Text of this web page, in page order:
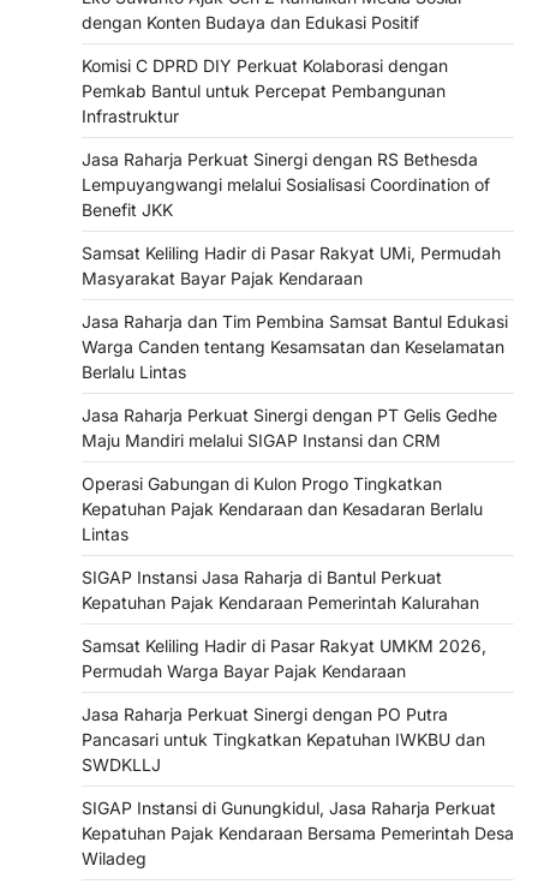
dengan Konten Budaya dan Edukasi Positif
Komisi C DPRD DIY Perkuat Kolaborasi dengan
Pemkab Bantul untuk Percepat Pembangunan
Infrastruktur
Jasa Raharja Perkuat Sinergi dengan RS Bethesda
Lempuyangwangi melalui Sosialisasi Coordination of
Benefit JKK
Samsat Keliling Hadir di Pasar Rakyat UMi, Permudah
Masyarakat Bayar Pajak Kendaraan
Jasa Raharja dan Tim Pembina Samsat Bantul Edukasi
Warga Canden tentang Kesamsatan dan Keselamatan
Berlalu Lintas
Jasa Raharja Perkuat Sinergi dengan PT Gelis Gedhe
Maju Mandiri melalui SIGAP Instansi dan CRM
Operasi Gabungan di Kulon Progo Tingkatkan
Kepatuhan Pajak Kendaraan dan Kesadaran Berlalu
Lintas
SIGAP Instansi Jasa Raharja di Bantul Perkuat
Kepatuhan Pajak Kendaraan Pemerintah Kalurahan
Samsat Keliling Hadir di Pasar Rakyat UMKM 2026,
Permudah Warga Bayar Pajak Kendaraan
Jasa Raharja Perkuat Sinergi dengan PO Putra
Pancasari untuk Tingkatkan Kepatuhan IWKBU dan
SWDKLLJ
SIGAP Instansi di Gunungkidul, Jasa Raharja Perkuat
Kepatuhan Pajak Kendaraan Bersama Pemerintah Desa
Wiladeg